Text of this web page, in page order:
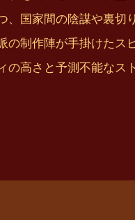
、国家間の陰謀や裏切
の制作陣が手掛けたス
の高さと予測不能なス